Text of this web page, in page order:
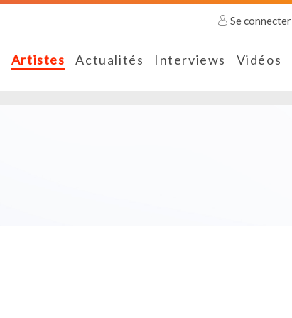
Se connecter
Artistes Actualités Interviews Vidéos